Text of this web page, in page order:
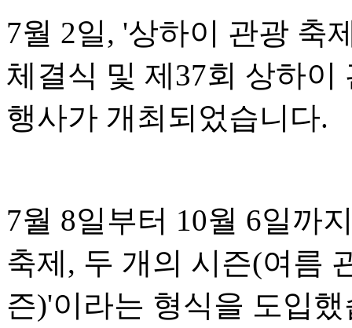
7월 2일, '상하이 관광 축
체결식 및 제37회 상하
행사가 개최되었습니다.
7월 8일부터 10월 6일까
축제, 두 개의 시즌(여름
즌)'이라는 형식을 도입